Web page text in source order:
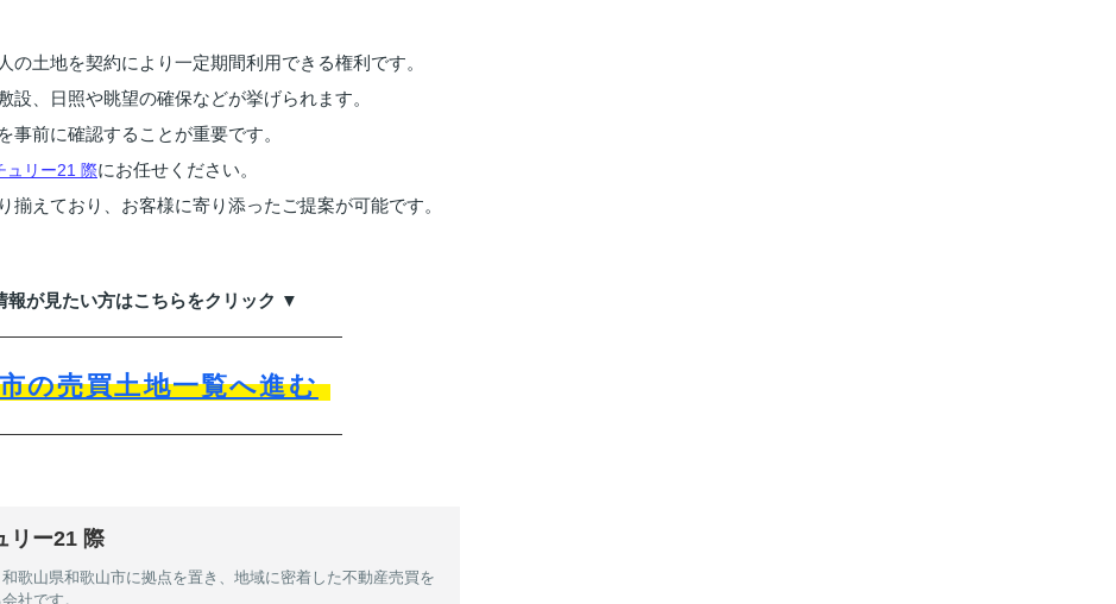
土地を契約により一定期間利用できる権利です。
、日照や眺望の確保などが挙げられます。
前に確認することが重要です。
ュリー21 際にお任せください。
えており、お客様に寄り添ったご提案が可能です。
報が見たい方はこちらをクリック ▼
の売買土地一覧へ進む
リー21 際
歌山県和歌山市に拠点を置き、地域に密着した不動産売買を
社です。